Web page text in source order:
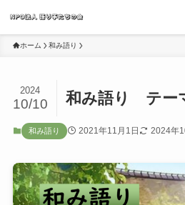
ホーム 和み語り
和み語り テー
2024
10/10
和み語り 2021年11月1日 2024年